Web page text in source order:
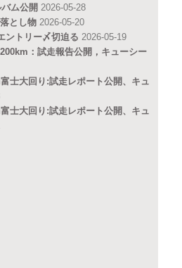
ム公開 2026-05-28
とし物 2026-05-20
ントリー〆切迫る 2026-05-19
：試走報告公開，キューシー
士大回り:試走レポート公開、キュ
士大回り:試走レポート公開、キュ